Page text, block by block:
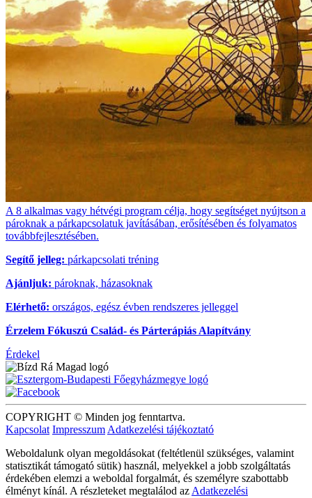
A 8 alkalmas vagy hétvégi program célja, hogy segítséget nyújtson a
pároknak a párkapcsolatuk javításában, erősítésében és folyamatos
továbbfejlesztésében.
Segítő jelleg: párkapcsolati tréning
Ajánljuk: pároknak, házasoknak
Elérhető: országos, egész évben rendszeres jelleggel
Érzelem Fókuszú Család- és Párterápiás Alapítvány
Érdekel
COPYRIGHT © Minden jog fenntartva.
Kapcsolat Impresszum Adatkezelési tájékoztató
Weboldalunk olyan megoldásokat (feltétlenül szükséges, valamint
statisztikát támogató sütik) használ, melyekkel a jobb szolgáltatás
érdekében elemzi a weboldal forgalmát, és személyre szabottabb
élményt kínál. A részleteket megtalálod az Adatkezelési